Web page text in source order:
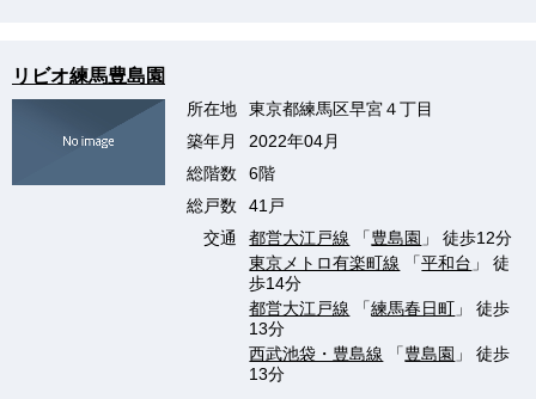
リビオ練馬豊島園
所在地
東京都練馬区早宮４丁目
築年月
2022年04月
総階数
6階
総戸数
41戸
交通
都営大江戸線 「豊島園 」 徒歩12分
東京メトロ有楽町線 「平和台 」 徒
歩14分
都営大江戸線 「練馬春日町 」 徒歩
13分
西武池袋・豊島線 「豊島園 」 徒歩
13分